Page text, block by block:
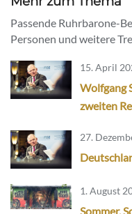
Passende Ruhrbarone-
Personen und weitere
15. April
Wolfgang
zweiten
27.
1. August
Sommer,